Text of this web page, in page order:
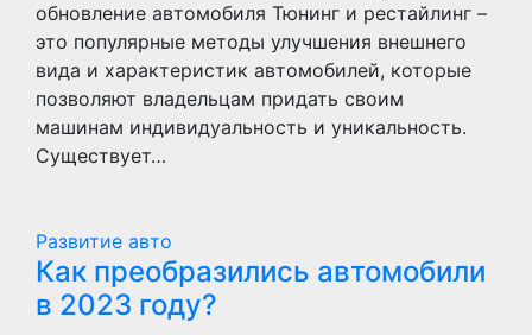
обновление автомобиля Тюнинг и рестайлинг –
это популярные методы улучшения внешнего
вида и характеристик автомобилей, которые
позволяют владельцам придать своим
машинам индивидуальность и уникальность.
Существует…
Развитие авто
Как преобразились автомобили
в 2023 году?